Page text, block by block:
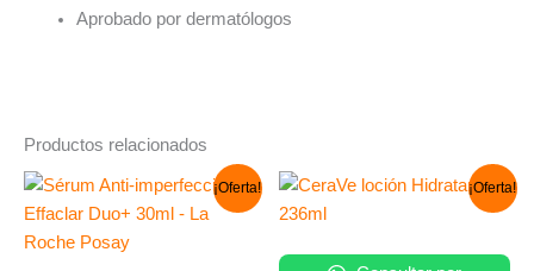
Aprobado por dermatólogos
Productos relacionados
¡Oferta!
El
original
era:
El
actual
¡Oferta!
El
El